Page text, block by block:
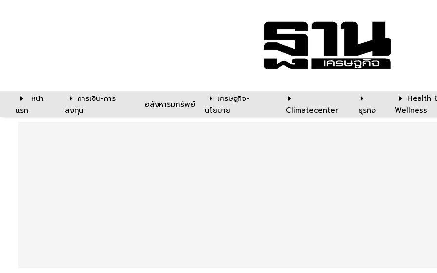
หน้า
แรก
การเงิน-การ
ลงทุน
อสังหาริมทรัพย์
เศรษฐกิจ-
นโยบาย
Climatecenter ธุรกิจ
Health
Wellness